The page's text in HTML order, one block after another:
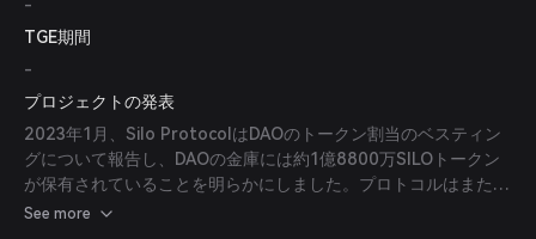
-
TGE期間
-
プロジェクトの発表
2023年1月、Silo ProtocolはDAOのトークン割当のベスティン
グについて報告し、DAOの金庫には約1億8800万SILOトークン
が保有されていることを明らかにしました。プロトコルはまた、
貢献者へのトークン割当計画を策定し、2024年11月まで毎年ベ
See more